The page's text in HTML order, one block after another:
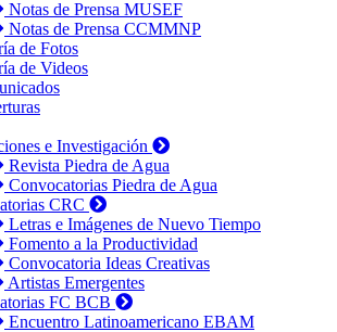
Notas de Prensa MUSEF
Notas de Prensa CCMMNP
de Fotos
de Videos
e Investigación
Revista Piedra de Agua
Convocatorias Piedra de Agua
CRC
Letras e Imágenes de Nuevo Tiempo
Fomento a la Productividad
Convocatoria Ideas Creativas
Artistas Emergentes
FC BCB
Encuentro Latinoamericano EBAM